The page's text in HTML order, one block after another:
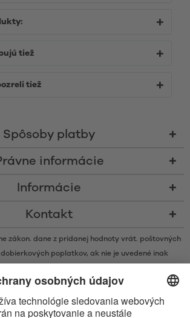
tiež
tiež
Spôsoby platby
informácie
Informácie
Kontakt
zákon. dane z pridanej hodnoty vrát. poštovných
poplatkov, ak nie je uvedené inak
SIG, Inc. a akékoľvek používanie takýchto značiek
Satisfyer GmbH podlieha licencií.
spoločnosti Apple a Apple Watch sú ochrannými